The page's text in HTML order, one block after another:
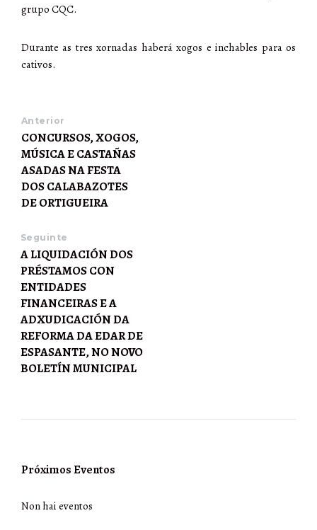
grupo CQC.
Durante as tres xornadas haberá xogos e inchables para os
cativos.
Anterior
CONCURSOS, XOGOS,
MÚSICA E CASTAÑAS
ASADAS NA FESTA
DOS CALABAZOTES
DE ORTIGUEIRA
Seguinte
A LIQUIDACIÓN DOS
PRÉSTAMOS CON
ENTIDADES
FINANCEIRAS E A
ADXUDICACIÓN DA
REFORMA DA EDAR DE
ESPASANTE, NO NOVO
BOLETÍN MUNICIPAL
Próximos Eventos
Non hai eventos